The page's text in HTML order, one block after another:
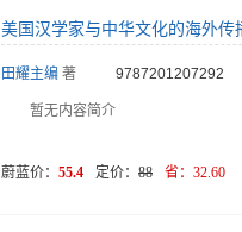
美国汉学家与中华文化的海外传
田耀主编 著 9787201207292
暂无内容简介
蔚蓝价： 55.4 定价： 88 省： 32.60